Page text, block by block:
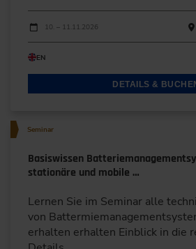
Durchführungen
Veranstaltungsdatum
10. – 11.11.2026
EN
DETAILS &
Seminar
Basiswissen
stationäre und mobile …
Lernen Sie im Seminar alle
von
erhalten erhalten Einblick in die